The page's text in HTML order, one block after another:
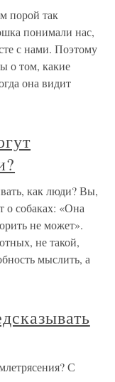
порой так
понимали нас,
с нами. Поэтому
о том, какие
она видит
как люди? Вы,
о собаках: «Она
не может».
не такой,
мыслить, а
С